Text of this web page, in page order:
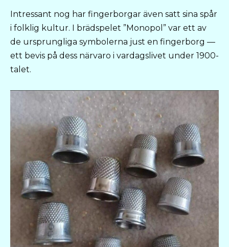
Intressant nog har fingerborgar även satt sina spår
i folklig kultur. I brädspelet ”Monopol” var ett av
de ursprungliga symbolerna just en fingerborg —
ett bevis på dess närvaro i vardagslivet under 1900-
talet.